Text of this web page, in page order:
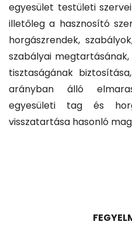
egyesület testületi
illetőleg a hasznosító
horgászrendek,
szabályai
tisztaságának
arányban álló
egyesületi tag és
visszatartása hasonló